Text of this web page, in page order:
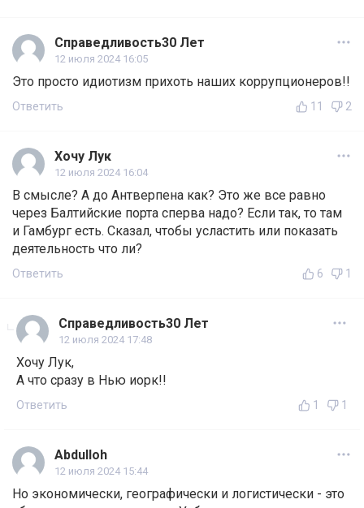
Справедливость30 Лет
12 июля 2024 16:05
Это просто идиотизм прихоть наших коррупционеров!!
Ответить 11 2
Хочу Лук
12 июля 2024 16:04
В смысле? А до Антверпена как? Это же все равно
через Балтийские порта сперва надо? Если так, то там
и Гамбург есть. Сказал, чтобы усластить или показать
деятельность что ли?
Ответить 6 1
Справедливость30 Лет
12 июля 2024 17:48
Хочу Лук,
А что сразу в Нью иорк!!
Ответить 1 1
Abdulloh
12 июля 2024 15:44
Но экономически, географически и логистически - это